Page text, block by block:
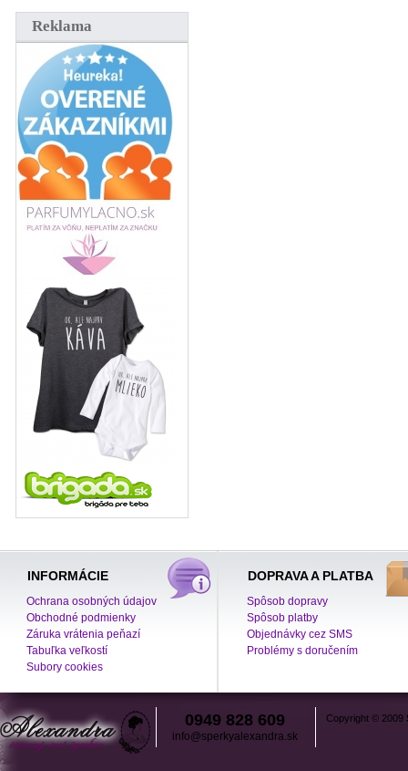
Reklama
INFORMÁCIE
Ochrana osobných údajov
Obchodné podmienky
Záruka vrátenia peňazí
Tabuľka veľkostí
Subory cookies
DOPRAVA A PLATBA
Spôsob dopravy
Spôsob platby
Objednávky cez SMS
Problémy s doručením
0949 828 609
info@sperkyalexandra.sk
Copyright © 2009